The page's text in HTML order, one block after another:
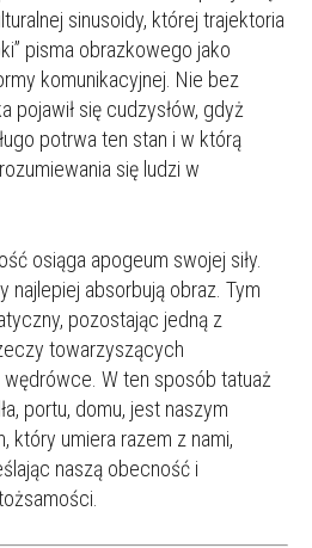
sinusoidy, której trajektoria
pisma obrazkowego jako
komunikacyjnej. Nie bez
pojawił się cudzysłów, gdyż
potrwa ten stan i w którą
się ludzi w
osiąga apogeum swojej siły.
najlepiej absorbują obraz. Tym
pozostając jedną z
towarzyszących
W ten sposób tatuaż
portu, domu, jest naszym
który umiera razem z nami,
naszą obecność i